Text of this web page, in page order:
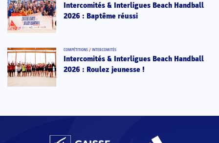
Intercomités & Interligues Beach Handball
2026 : Baptême réussi
COMPÉTITIONS / INTERCOMITÉS
Intercomités & Interligues Beach Handball
2026 : Roulez jeunesse !